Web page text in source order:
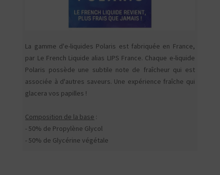
La gamme d'e-liquides Polaris est fabriquée en France,
par Le French Liquide alias LIPS France. Chaque e-liquide
Polaris possède une subtile note de fraîcheur qui est
associée à d'autres saveurs. Une expérience fraîche qui
glacera vos papilles !
Composition de la base :
- 50% de Propylène Glycol
- 50% de Glycérine végétale